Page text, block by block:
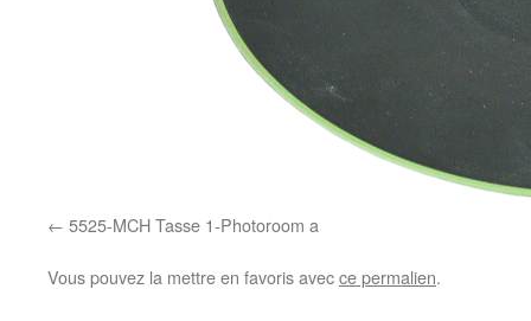
5525-MCH Tasse 1-Photoroom a
Vous pouvez la mettre en favoris avecce permalien.